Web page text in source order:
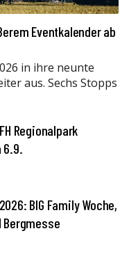
Eventkalender ab
in ihre neunte
aus. Sechs Stopps
Regionalpark
6.9.
BIG Family Woche,
Bergmesse